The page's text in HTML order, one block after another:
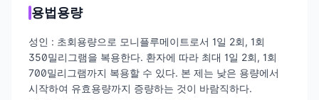
용법용량
성인 : 초회용량으로 모니플루메이트로서 1일 2회, 1회
350밀리그램을 복용한다. 환자에 따라 최대 1일 2회, 1회
700밀리그램까지 복용할 수 있다. 본 제는 낮은 용량에서
시작하여 유효용량까지 증량하는 것이 바람직하다.